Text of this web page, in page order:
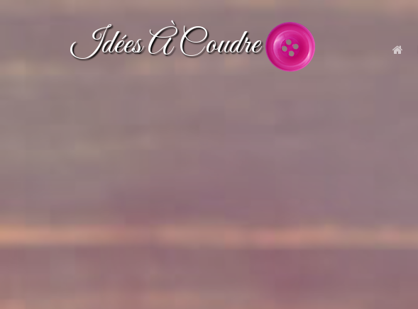
Idées À Coudre